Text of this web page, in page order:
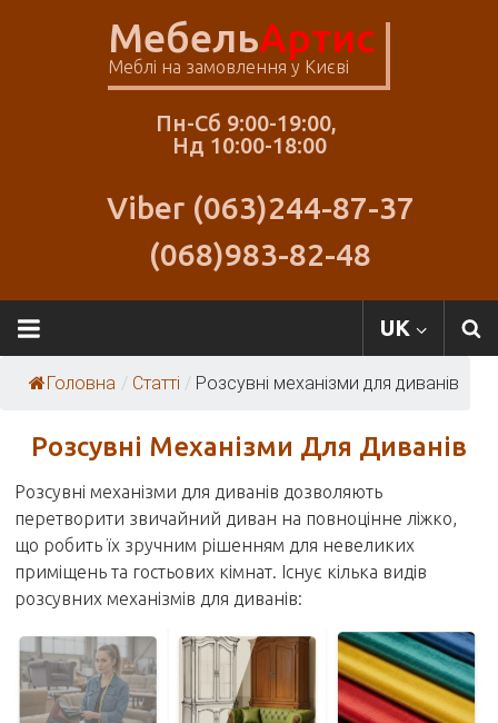
МебельАртис
Меблі на замовлення у Києві
Пн-Сб 9:00-19:00,
Нд 10:00-18:00
Viber (063)244-87-37
(068)983-82-48
Меблі
Артіс
UK
Головна / Статті / Розсувні механізми для диванів
Розсувні Механізми Для Диванів
Розсувні механізми для диванів дозволяють
перетворити звичайний диван на повноцінне ліжко,
що робить їх зручним рішенням для невеликих
приміщень та гостьових кімнат. Існує кілька видів
розсувних механізмів для диванів: